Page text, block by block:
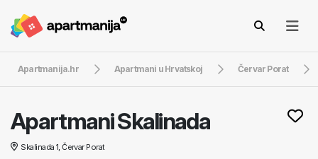
Apartmanija.hr Apartmani u Hrvatskoj Červar Porat
Apartmani Skalinada
Skalinada 1, Červar Porat